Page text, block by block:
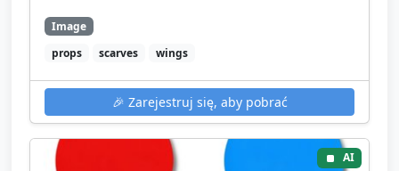
Image
props
scarves wings
🎉 Zarejestruj się, aby pobrać
AI